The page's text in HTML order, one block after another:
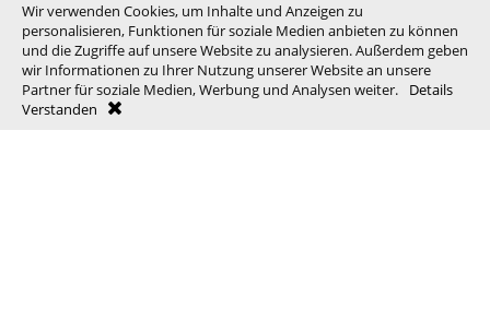
Wir verwenden Cookies, um Inhalte und Anzeigen zu
personalisieren, Funktionen für soziale Medien anbieten zu können
und die Zugriffe auf unsere Website zu analysieren. Außerdem geben
wir Informationen zu Ihrer Nutzung unserer Website an unsere
Partner für soziale Medien, Werbung und Analysen weiter.
Details
Verstanden